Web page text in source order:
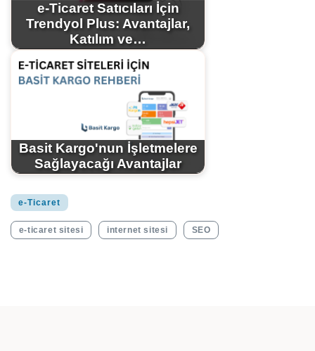
e-Ticaret Satıcıları İçin
Trendyol Plus: Avantajlar,
Katılım ve…
Basit Kargo'nun İşletmelere
Sağlayacağı Avantajlar
e-Ticaret
e-ticaret sitesi internet sitesi SEO